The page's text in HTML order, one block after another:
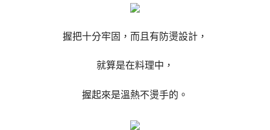
握把十分牢固，而且有防燙設計，
就算是在料理中，
握起來是溫熱不燙手的。